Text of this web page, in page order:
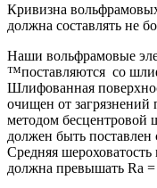
Кривизна
должна составлять не
Наши вольфрамовые
™поставляются со
Шлифованная
очищен от загрязнений
методом
должен быть
Средняя
должна превышать Ra